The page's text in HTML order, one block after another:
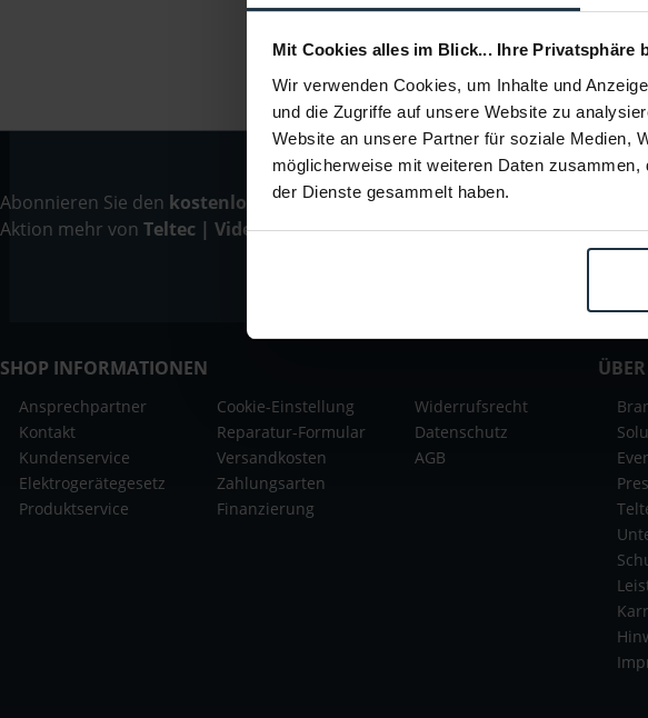
Mit Cookies alles im Blick... Ihre Privatsphäre
Wir verwenden Cookies, um Inhalte und
und die Zugriffe auf unsere Website zu
Website an unsere Partner für soziale Medien,
möglicherweise mit weiteren Daten
der Dienste gesammelt haben.
Abonnieren Sie den kostenlosen Newsletterund verpassen Sie keine
Aktion mehr von Teltec | Video-, Audio- & Studio-Equipment.
SHOP INFORMATIONEN
Ansprechpartner
Kontakt
Kundenservice
Elektrogerätegesetz
Produktservice
Cookie-Einstellung
Reparatur-Formular
Versandkosten
Zahlungsarten
Finanzierung
Widerrufsrecht
Datenschutz
AGB